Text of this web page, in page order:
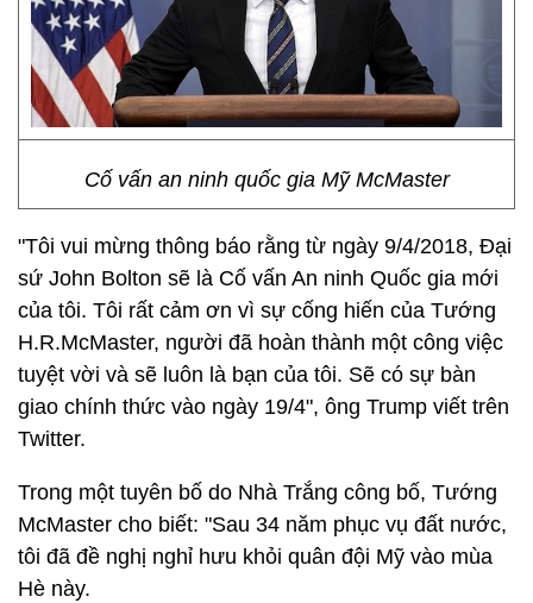
Cố vấn an ninh quốc gia Mỹ McMaster
"Tôi vui mừng thông báo rằng từ ngày 9/4/2018, Đại
sứ John Bolton sẽ là Cố vấn An ninh Quốc gia mới
của tôi. Tôi rất cảm ơn vì sự cống hiến của Tướng
H.R.McMaster, người đã hoàn thành một công việc
tuyệt vời và sẽ luôn là bạn của tôi. Sẽ có sự bàn
giao chính thức vào ngày 19/4", ông Trump viết trên
Twitter.
Trong một tuyên bố do Nhà Trắng công bố, Tướng
McMaster cho biết: "Sau 34 năm phục vụ đất nước,
tôi đã đề nghị nghỉ hưu khỏi quân đội Mỹ vào mùa
Hè này.